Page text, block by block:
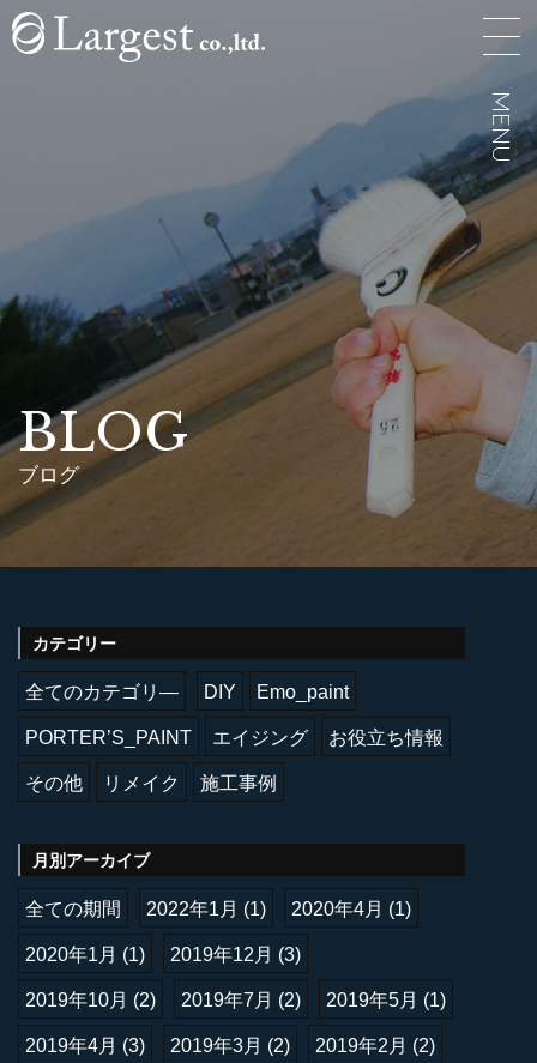
MENU
MENU
BLOG
ブログ
カテゴリー
全てのカテゴリ― DIY Emo_paint
PORTER’S_PAINT エイジング お役立ち情報
その他 リメイク 施工事例
月別アーカイブ
全ての期間 2022年1月 (1) 2020年4月 (1)
2020年1月 (1) 2019年12月 (3)
2019年10月 (2) 2019年7月 (2) 2019年5月 (1)
2019年4月 (3) 2019年3月 (2) 2019年2月 (2)